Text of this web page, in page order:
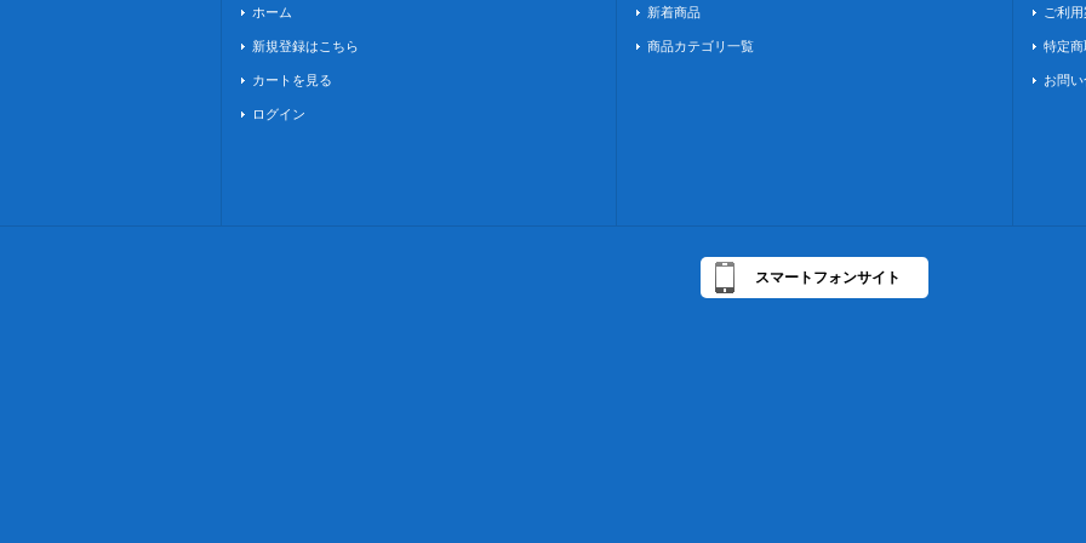
ホーム
新規登録はこちら
カートを見る
ログイン
新着商品
商品カテゴリ一覧
ご利
特定
お問
スマートフォンサイト